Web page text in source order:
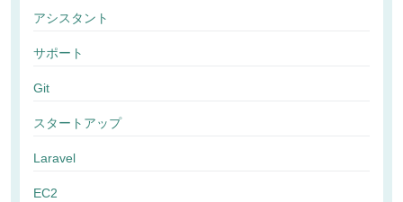
アシスタント
サポート
Git
スタートアップ
Laravel
EC2